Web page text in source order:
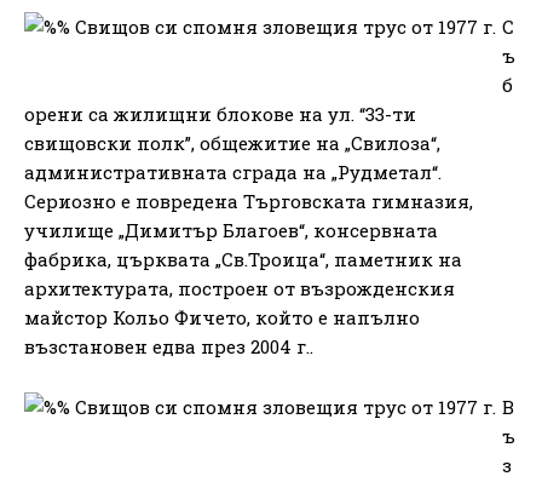
С
ъ
б
орени са жилищни блокове на ул. “33-ти
свищовски полк”, общежитие на „Свилоза“,
административната сграда на „Рудметал“.
Сериозно е повредена Търговската гимназия,
училище „Димитър Благоев“, консервната
фабрика, църквата „Св.Троица“, паметник на
архитектурата, построен от възрожденския
майстор Кольо Фичето, който е напълно
възстановен едва през 2004 г..
В
ъ
з